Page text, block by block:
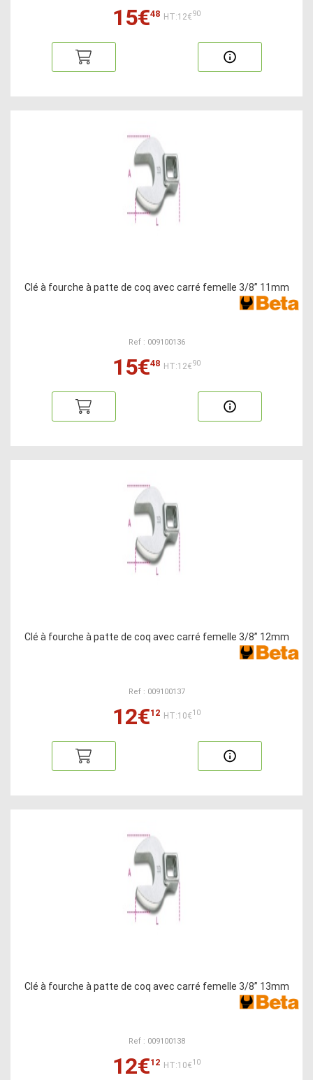
15€48 HT:12€90
Clé à fourche à patte de coq avec carré femelle 3/8” 11mm
Ref : 009100136
15€48 HT:12€90
Clé à fourche à patte de coq avec carré femelle 3/8” 12mm
Ref : 009100137
12€12 HT:10€10
Clé à fourche à patte de coq avec carré femelle 3/8” 13mm
Ref : 009100138
12€12 HT:10€10